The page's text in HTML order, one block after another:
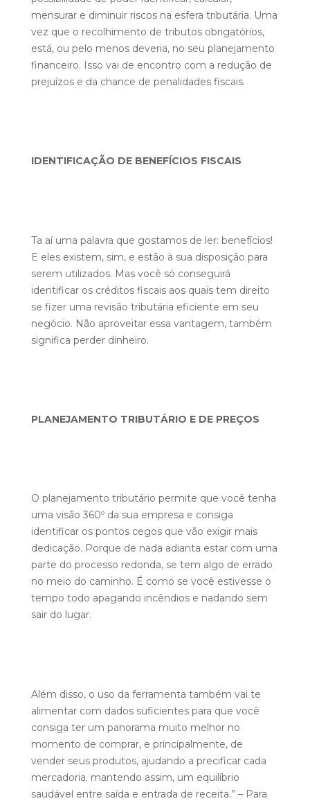
mensurar e diminuir riscos na esfera tributária. Uma
vez que o recolhimento de tributos obrigatórios,
está, ou pelo menos deveria, no seu planejamento
financeiro. Isso vai de encontro com a redução de
prejuízos e da chance de penalidades fiscais.
IDENTIFICAÇÃO DE BENEFÍCIOS FISCAIS
Ta aí uma palavra que gostamos de ler: benefícios!
E eles existem, sim, e estão à sua disposição para
serem utilizados. Mas você só conseguirá
identificar os créditos fiscais aos quais tem direito
se fizer uma revisão tributária eficiente em seu
negócio. Não aproveitar essa vantagem, também
significa perder dinheiro.
PLANEJAMENTO TRIBUTÁRIO E DE PREÇOS
O planejamento tributário permite que você tenha
uma visão 360º da sua empresa e consiga
identificar os pontos cegos que vão exigir mais
dedicação. Porque de nada adianta estar com uma
parte do processo redonda, se tem algo de errado
no meio do caminho. É como se você estivesse o
tempo todo apagando incêndios e nadando sem
sair do lugar.
Além disso, o uso da ferramenta também vai te
alimentar com dados suficientes para que você
consiga ter um panorama muito melhor no
momento de comprar, e principalmente, de
vender seus produtos, ajudando a precificar cada
mercadoria. mantendo assim, um equilíbrio
saudável entre saída e entrada de receita.” – Para